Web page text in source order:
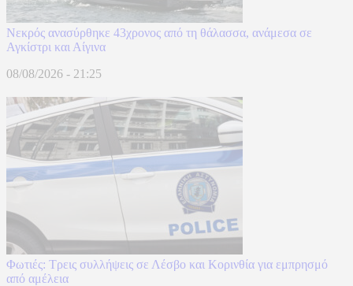
Νεκρός ανασύρθηκε 43χρονος από τη θάλασσα, ανάμεσα σε
Αγκίστρι και Αίγινα
08/08/2026 - 21:25
Φωτιές: Τρεις συλλήψεις σε Λέσβο και Κορινθία για εμπρησμό
από αμέλεια